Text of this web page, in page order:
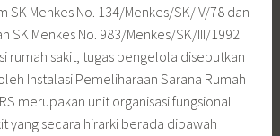
SK Menkes No. 134/Menkes/SK/IV/78 dan
SK Menkes No. 983/Menkes/SK/III/1992
rumah sakit, tugas pengelola disebutkan
Instalasi Pemeliharaan Sarana Rumah
merupakan unit organisasi fungsional
yang secara hirarki berada dibawah